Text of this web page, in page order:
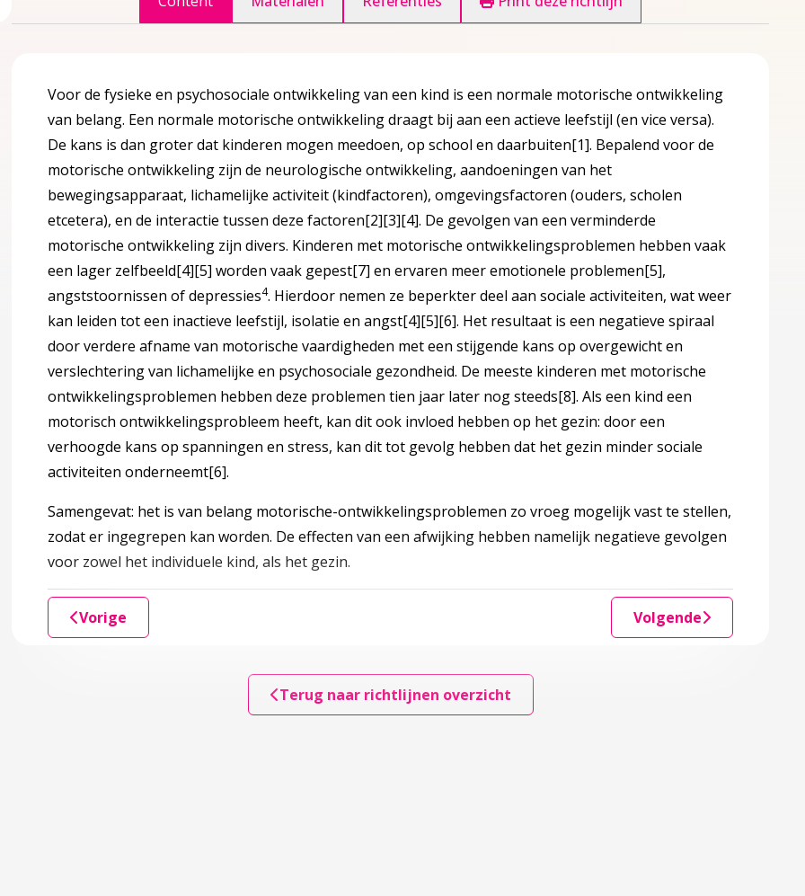
over 1 Inleiding
over 2 Definities en achtergrondinformatie
over 2 Definities en achtergrondinformatie
gerelateerd aan leeftijd
ontwikkeling
kwaliteit van de motoriek
ontwikkeling door de JGZ
ontstaan, prevalentie en consequenties
Disorder
Voor de fysieke en psychosociale ontwikkeling van een kind is een normale motorische ontwikkeling
van belang. Een normale motorische ontwikkeling draagt bij aan een actieve leefstijl (en vice versa).
De kans is dan groter dat kinderen mogen meedoen, op school en daarbuiten[1]. Bepalend voor de
motorische ontwikkeling zijn de neurologische ontwikkeling, aandoeningen van het
bewegingsapparaat, lichamelijke activiteit (kindfactoren), omgevingsfactoren (ouders, scholen
etcetera), en de interactie tussen deze factoren[2][3][4]. De gevolgen van een verminderde
motorische ontwikkeling zijn divers. Kinderen met motorische ontwikkelingsproblemen hebben vaak
een lager zelfbeeld[4][5] worden vaak gepest[7] en ervaren meer emotionele problemen[5],
angststoornissen of depressies4. Hierdoor nemen ze beperkter deel aan sociale activiteiten, wat weer
kan leiden tot een inactieve leefstijl, isolatie en angst[4][5][6]. Het resultaat is een negatieve spiraal
door verdere afname van motorische vaardigheden met een stijgende kans op overgewicht en
verslechtering van lichamelijke en psychosociale gezondheid. De meeste kinderen met motorische
ontwikkelingsproblemen hebben deze problemen tien jaar later nog steeds[8]. Als een kind een
motorisch ontwikkelingsprobleem heeft, kan dit ook invloed hebben op het gezin: door een
verhoogde kans op spanningen en stress, kan dit tot gevolg hebben dat het gezin minder sociale
activiteiten onderneemt[6].
Samengevat: het is van belang motorische-ontwikkelingsproblemen zo vroeg mogelijk vast te stellen,
zodat er ingegrepen kan worden. De effecten van een afwijking hebben namelijk negatieve gevolgen
voor zowel het individuele kind, als het gezin.
Vorige Volgende
Terug naar richtlijnen overzicht